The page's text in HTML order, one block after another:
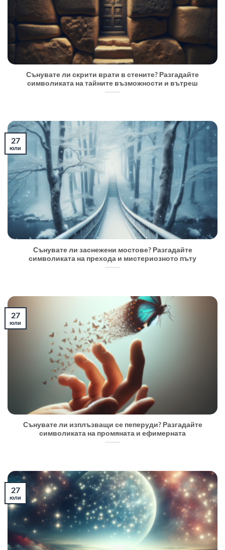
Сънувате ли скрити врати в стените? Разгадайте
символиката на тайните възможности и вътреш
Сънувате ли заснежени мостове? Разгадайте
символиката на прехода и мистериозното пъту
27
юли
Сънувате ли изплъзващи се пеперуди? Разгадайте
символиката на промяната и ефимерната
27
юли
27
юли